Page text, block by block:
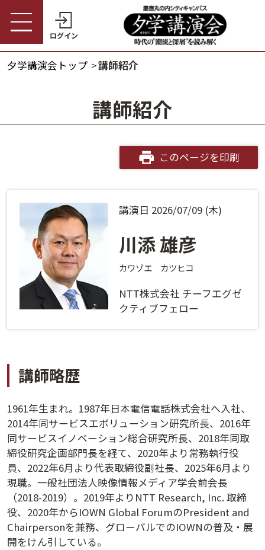
ログイン
パスワード
会員番号・パスワードをお忘れの方
ログインヘルプ
ログインする
プライバシーポリシー に同意の上ご利用ください。
法人会員システムご利用の方へ
夕学講演会トップ 講師紹介
講師紹介
このページを印刷
講演日 2026/07/09 (木)
川添 雄彦
カワゾエ カツヒコ
NTT株式会社 チーフエグゼ
クティブフェロー
講師略歴
1961年生まれ。1987年日本電信電話株式会社へ入社、
2014年同サービスエボリューション研究所長、2016年
同サービスイノベーション総合研究所長、2018年同取
締役研究企画部門長を経て、2020年より常務執行役
員、2022年6月より代表取締役副社長、2025年6月より
現職。一般社団法人映像情報メディア学会前会長
（2018-2019）。2019年よりNTT Research, Inc. 取締
役、2020年からIOWN Global ForumのPresident and
Chairpersonを兼務、グローバルでのIOWNの普及・展
開をけん引している。
夕学講演会とは
開催概要
受講料金・割引制度
活用方法
資料請求
お問い合わせ
講演履歴
法人会員のご案内